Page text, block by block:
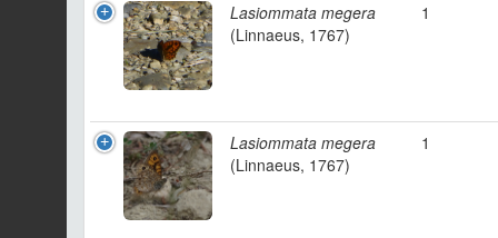
Lasiommata megera
(Linnaeus, 1767)
1
Lasiommata megera
(Linnaeus, 1767)
1